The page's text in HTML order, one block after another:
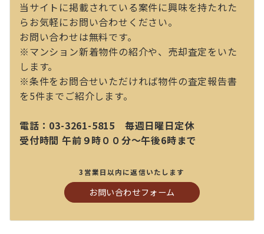
当サイトに掲載されている案件に興味を持たれた
らお気軽にお問い合わせください。
お問い合わせは無料です。
※マンション新着物件の紹介や、売却査定をいた
します。
※条件をお問合せいただければ物件の査定報告書
を5件までご紹介します。
電話：03-3261-5815 毎週日曜日定休
受付時間 午前９時００分～午後6時まで
3営業日以内に返信いたします
お問い合わせフォーム